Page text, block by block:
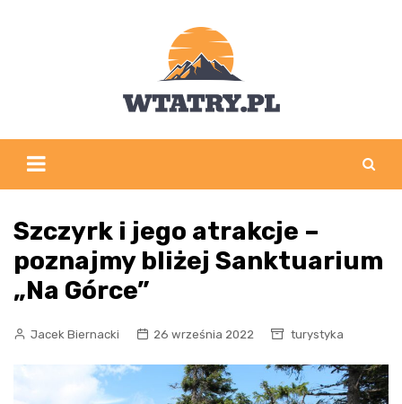
Szczyrk i jego atrakcje –
poznajmy bliżej Sanktuarium
„Na Górce”
Jacek Biernacki 26 września 2022 turystyka